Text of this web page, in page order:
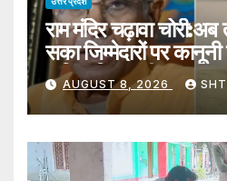
राम मंदिर चढ़ावा
सका जिम्मेदारों पर
अनिल मिश्रा भी? –
Offering Theft:
Still Pending
Responsible,
Also Escaped?
AUGUST 8, 2026